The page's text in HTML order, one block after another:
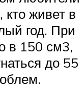
кто живет в
год. При
в 150 см3,
до 55